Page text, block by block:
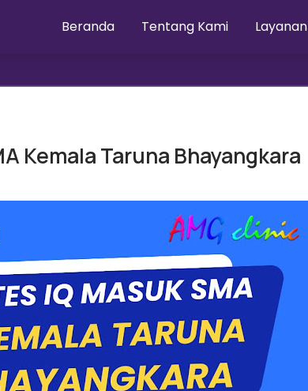
Beranda Tentang Kami Layanan
Kemala Taruna Bhayangkara